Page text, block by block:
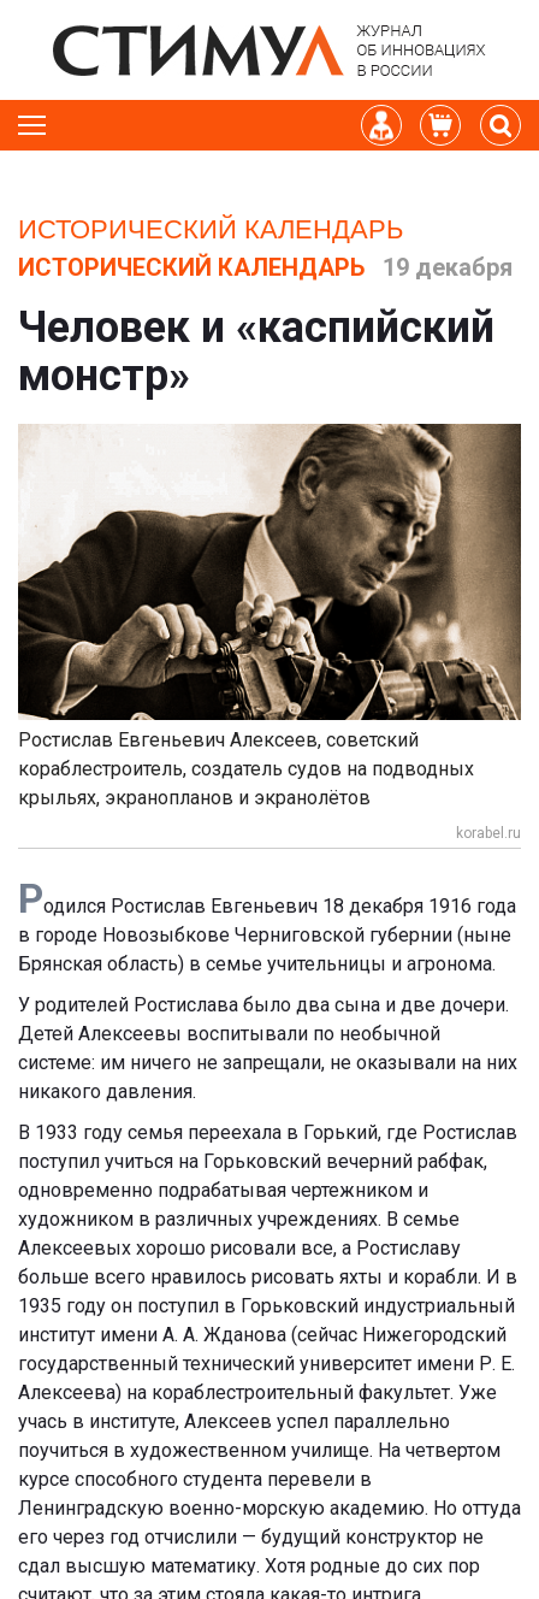
ИСТОРИЧЕСКИЙ КАЛЕНДАРЬ
ИСТОРИЧЕСКИЙ КАЛЕНДАРЬ 19 декабря
Человек и «каспийский
монстр»
Ростислав Евгеньевич Алексеев, советский
кораблестроитель, создатель судов на подводных
крыльях, экранопланов и экранолётов
korabel.ru
Родился Ростислав Евгеньевич 18 декабря 1916 года
в городе Новозыбкове Черниговской губернии (ныне
Брянская область) в семье учительницы и агронома.
У родителей Ростислава было два сына и две дочери.
Детей Алексеевы воспитывали по необычной
системе: им ничего не запрещали, не оказывали на них
никакого давления.
В 1933 году семья переехала в Горький, где Ростислав
поступил учиться на Горьковский вечерний рабфак,
одновременно подрабатывая чертежником и
художником в различных учреждениях. В семье
Алексеевых хорошо рисовали все, а Ростиславу
больше всего нравилось рисовать яхты и корабли. И в
1935 году он поступил в Горьковский индустриальный
институт имени А. А. Жданова (сейчас Нижегородский
государственный технический университет имени Р. Е.
Алексеева) на кораблестроительный факультет. Уже
учась в институте, Алексеев успел параллельно
поучиться в художественном училище. На четвертом
курсе способного студента перевели в
Ленинградскую военно-морскую академию. Но оттуда
его через год отчислили — будущий конструктор не
сдал высшую математику. Хотя родные до сих пор